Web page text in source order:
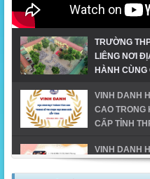
TRƯỜNG
LIÊNG NƠI
HÀNH CÙNG
VINH DANH
CAO TRONG
CẤP TỈNH
VINH DANH
ĐỊA BÀN TX